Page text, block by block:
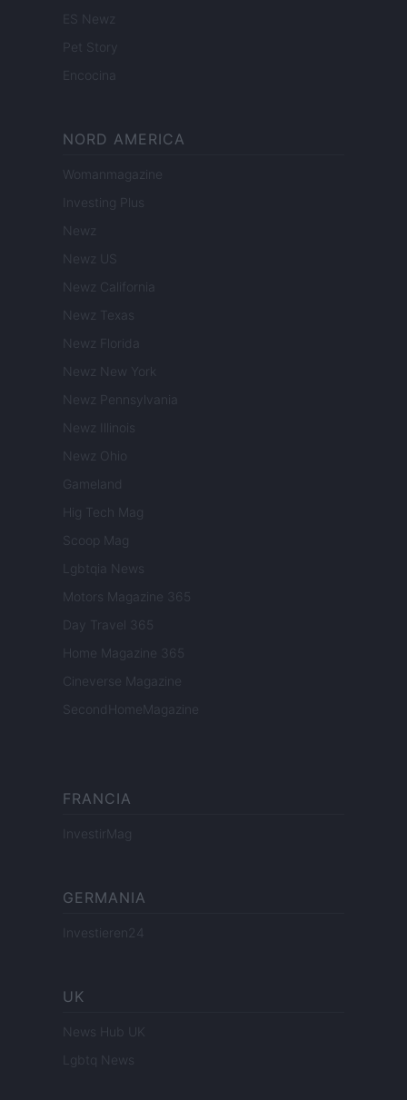
ES Newz
Pet Story
Encocina
NORD AMERICA
Womanmagazine
Investing Plus
Newz
Newz US
Newz California
Newz Texas
Newz Florida
Newz New York
Newz Pennsylvania
Newz Illinois
Newz Ohio
Gameland
Hig Tech Mag
Scoop Mag
Lgbtqia News
Motors Magazine 365
Day Travel 365
Home Magazine 365
Cineverse Magazine
SecondHomeMagazine
FRANCIA
InvestirMag
GERMANIA
Investieren24
UK
News Hub UK
Lgbtq News